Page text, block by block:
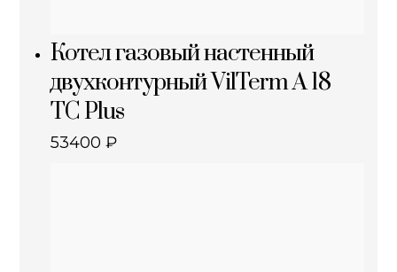
Котел газовый настенный
двухконтурный VilTerm A 18
TC Plus
53400₽